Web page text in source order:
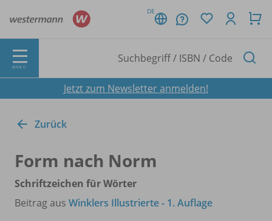
DE
MENÜ
Jetzt zum Newsletter anmelden!
Zurück
Form nach Norm
Schriftzeichen für Wörter
Beitrag aus Winklers Illustrierte - 1. Auflage